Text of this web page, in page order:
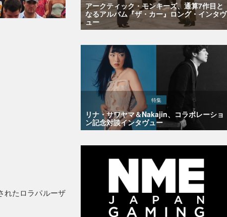
れたロラパルーザ
アークティック・モンキーズ、通算7作目と
なるアルバム『ザ・カー』ロング・インタヴ
ュー
特集
リナ・サワヤマ＆Nakajin、コラボレーショ
ン記念対談インタヴュー